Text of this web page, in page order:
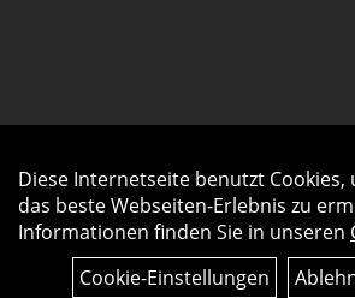
Diese Internetseite benutzt Cookies,
das beste Webseiten-Erlebnis zu
Informationen finden Sie in unseren
Cookie-Einstellungen